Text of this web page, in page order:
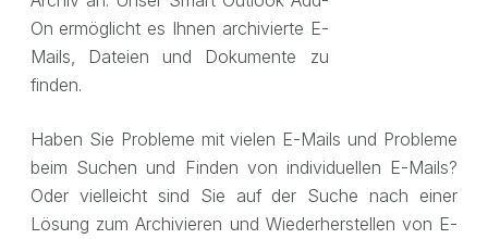
On ermöglicht es Ihnen archivierte E-
Mails, Dateien und Dokumente zu
finden.
Haben Sie Probleme mit vielen E-Mails und Probleme
beim Suchen und Finden von individuellen E-Mails?
Oder vielleicht sind Sie auf der Suche nach einer
Lösung zum Archivieren und Wiederherstellen von E-